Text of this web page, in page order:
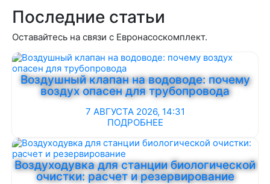
Последние статьи
Оставайтесь на связи с Евронасоскомплект.
Воздушный клапан на водоводе: почему
воздух опасен для трубопровода
7 АВГУСТА 2026, 14:31
ПОДРОБНЕЕ
Воздуходувка для станции биологической
очистки: расчет и резервирование